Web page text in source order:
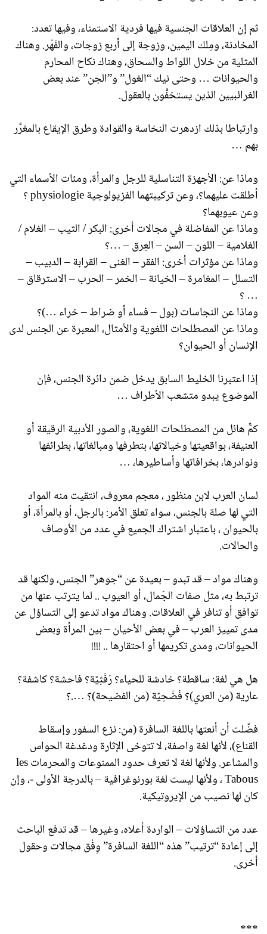
ثم إن العلاقات الجنسية فيها فردية الاستمناء، وفيها تعدد:
المخادنة، ومِلك اليمين، وزوجة إلى أربع زوجات، والفَهْر. وهناك
المثلية من خلال اللواط والسحاق، وهناك نكاح المحارم
والحيوانات … وحتى نيك “الغول” و”الجن” عند بعض
الغرائبيين الذين يستخفُّون بالعقول.
وارتباطا بذلك ازدهرت النخاسة والقوادة وطرق الإيقاع بالمغرَّر
بهم …
وماذا عن: الأجهزة التناسلية للرجل والمرأة، ومئات الأسماء التي
أطلقت عليهما؟، وعن تركيبتهما الفزيولوجية physiologie ؟
وعن عيوبهما؟
وماذا عن المفاضلة في مجالات أخرى: البكر / الثيب – الغلام /
الغلامية – اللون – السن – العِرق – …؟
وماذا عن مؤثرات أخرى: الفقر – الغنى – القرابة – الدبيب –
التسلل – المغامرة – الخيانة – الخمر – الحرب – الاسترقاق –
… ؟
وماذا عن النجاسات (بول – فساء أو ضراط – خراء …)؟
وماذا عن المصطلحات اللغوية والأمثال، المعبرة عن الجنس لدى
الإنسان أو الحيوان؟
إذا اعتبرنا الخليط السابق يدخل ضمن دائرة الجنس، فإن
الموضوع يبدو متشعب الأطراف …
كمٌّ هائل من المصطلحات اللغوية، والصور الأدبية الرقيقة أو
العنيفة، بواقعيتها وخيالاتها، بتطرفها ومبالغاتها، بطرائفها
ونوادرها، بخرافاتها وأساطيرها، …
لسان العرب لابن منظور ، معجم معروف، انتقيت منه المواد
التي لها صلة بالجنس، سواء تعلق الأمر: بالرجل، أو بالمرأة، أو
بالحيوان ، باعتبار اشتراك الجميع في عدد من الأوصاف
والحالات.
وهناك مواد – قد تبدو – بعيدة عن “جوهر” الجنس، ولكنها قد
ترتبط به، مثل صفات الجَمال، أو العيوب .. لما يترتب عنها من
توافق أو تنافر في العلاقات. وهناك مواد تدعو إلى التساؤل عن
مدى تمييز العرب – في بعض الأحيان – بين المرأة وبعض
الحيوانات، ومدى تكريمها أو احتقارها .. !!!!
هل هي لغة: ساقطة؟ خادشة للحياء؟ رَفَثِيّة؟ فاحشة؟ كاشفة؟
عارية (من العري)؟ فَضَحِيّة (من الفضيحة)؟ ….؟
فضّلت أن أنعتها باللغة السافرة (من: نزع السفور وإسقاط
القناع)، لأنها لغة واصفة، لا تتوخى الإثارة ودغدغة الحواس
والمشاعر. ولأنها لغة لا تعرف حدود الممنوعات والمحرمات les
Tabous ، ولأنها ليست لغة بورنوغرافية – بالدرجة الأولى -، وإن
كان لها نصيب من الإيروتيكية.
عدد من التساؤلات – الواردة أعلاه، وغيرها – قد تدفع الباحث
إلى إعادة “ترتيب” هذه “اللغة السافرة” وِفْق مجالات وحقول
أخرى.
***